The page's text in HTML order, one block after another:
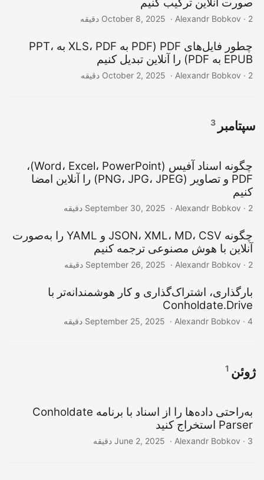
صورت آنلاین ترکیب کنیم
October 8, 2025 ‎ · Alexandr Bobkov · 2 دقیقه
چطور فایل‌های PDF (PDF به XLS، PDF به PPT،
EPUB به PDF) را آنلاین تبدیل کنیم
October 2, 2025 ‎ · Alexandr Bobkov · 2 دقیقه
سپتامبر
چگونه اسناد آفیس (Word، Excel، PowerPoint)،
PDF و تصاویر (PNG، JPG، JPEG) را آنلاین امضا
کنیم
September 30, 2025 ‎ · Alexandr Bobkov · 2 دقیقه
چگونه JSON، XML، MD، CSV و YAML را به‌صورت
آنلاین با هوش مصنوعی ترجمه کنیم
September 26, 2025 ‎ · Alexandr Bobkov · 2 دقیقه
بارگذاری، اشتراک‌گذاری و کار هوشمندانه‌تر با
Conholdate.Drive
September 25, 2025 ‎ · Alexandr Bobkov · 4 دقیقه
ژوئن
به‌راحتی داده‌ها را از اسناد با برنامه Conholdate
Parser استخراج کنید
June 2, 2025 ‎ · Alexandr Bobkov · 3 دقیقه